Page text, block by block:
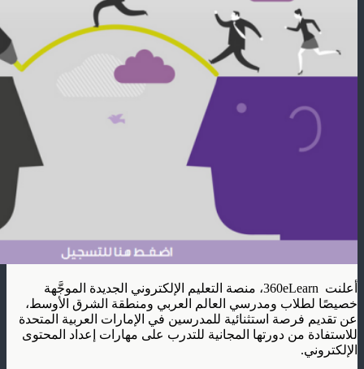
أعلنت
360eLearn، منصة التعليم الإلكتروني الجديدة الموجَّهة
خصيصًا لطلاب ومدرسي العالم العربي ومنطقة الشرق الأوسط،
عن تقديم فرصة استثنائية للمدرسين في الإمارات العربية المتحدة
للاستفادة من دورتها المجانية للتدرب على مهارات إعداد المحتوى
الإلكتروني.